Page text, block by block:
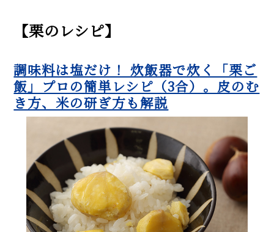
【栗のレシピ】
調味料は塩だけ！ 炊飯器で炊く「栗ご
飯」プロの簡単レシピ（3合）。皮のむ
き方、米の研ぎ方も解説